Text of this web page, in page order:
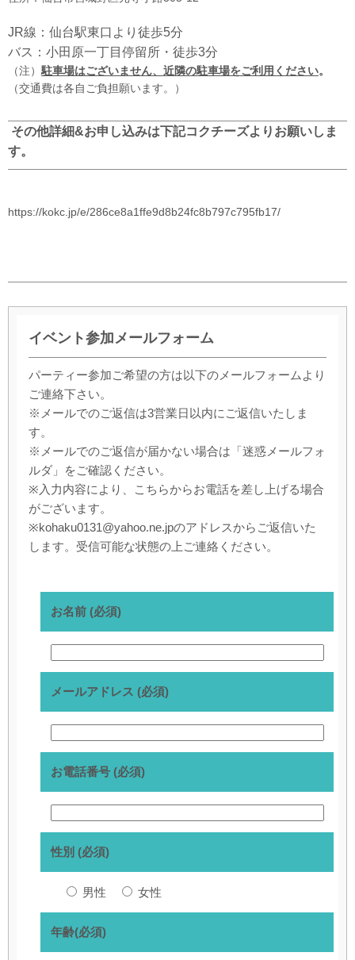
JR線：仙台駅東口より徒歩5分
バス：小田原一丁目停留所・徒歩3分
（注） 駐車場はございません、近隣の駐車場をご利用ください。
（交通費は各自ご負担願います。）
その他詳細&お申し込みは下記コクチーズよりお願いしま
す。
https://kokc.jp/e/286ce8a1ffe9d8b24fc8b797c795fb17/
イベント参加メールフォーム
パーティー参加ご希望の方は以下のメールフォームより
ご連絡下さい。
※メールでのご返信は3営業日以内にご返信いたしま
す。
※メールでのご返信が届かない場合は「迷惑メールフォ
ルダ」をご確認ください。
※入力内容により、こちらからお電話を差し上げる場合
がございます。
※kohaku0131@yahoo.ne.jpのアドレスからご返信いた
します。受信可能な状態の上ご連絡ください。
お名前 (必須)
メールアドレス (必須)
お電話番号 (必須)
性別 (必須)
男性 女性
年齢(必須)